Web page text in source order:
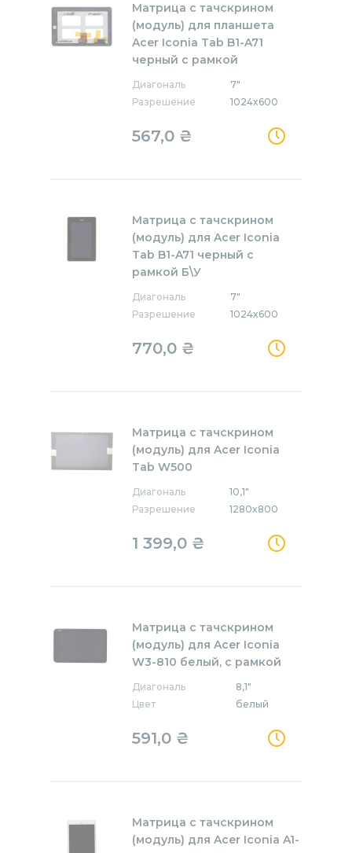
Матрица с тачскрином
(модуль) для планшета
Acer Iconia Tab B1-A71
черный с рамкой
Диагональ
7"
Разрешение
1024x600
567,0 ₴
Матрица с тачскрином
(модуль) для Acer Iconia
Tab B1-A71 черный с
рамкой Б\У
Диагональ
7"
Разрешение
1024x600
770,0 ₴
Матрица с тачскрином
(модуль) для Acer Iconia
Tab W500
Диагональ
10,1"
Разрешение
1280x800
1 399,0 ₴
Матрица с тачскрином
(модуль) для Acer Iconia
W3-810 белый, с рамкой
Диагональ
8,1"
Цвет
белый
591,0 ₴
Матрица с тачскрином
(модуль) для Acer Iconia A1-